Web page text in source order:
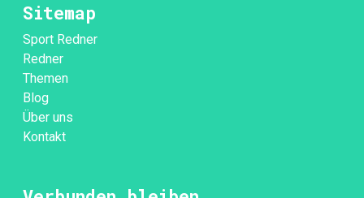
Sitemap
Sport Redner
Redner
Themen
Blog
Über uns
Kontakt